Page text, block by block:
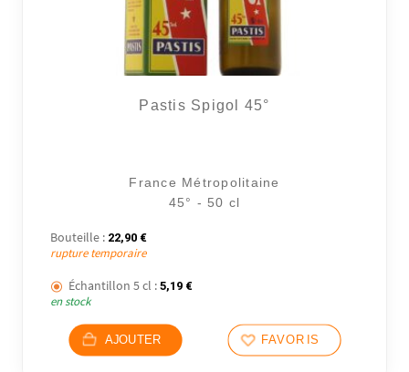
Pastis Spigol 45°
France Métropolitaine
45° - 50 cl
Bouteille : 22,90 €
rupture temporaire
Échantillon 5 cl : 5,19 €
en stock
AJOUTER FAVORIS